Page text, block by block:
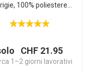
100% poliestere,
CHF 21.95
1–2 giorni lavorativi